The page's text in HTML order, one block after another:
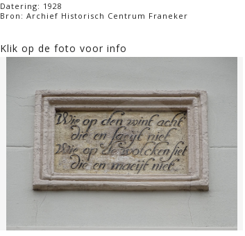
Datering: 1928
Bron: Archief Historisch Centrum Franeker
Klik op de foto voor info